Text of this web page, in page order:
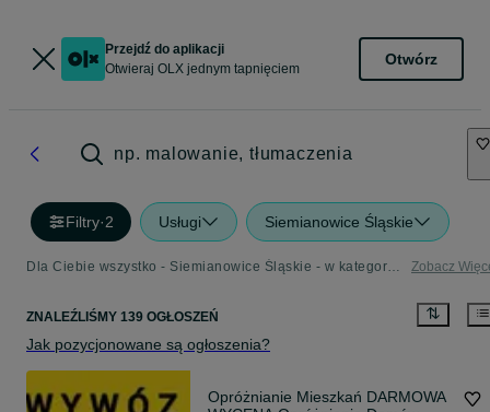
Przejdź do aplikacji
Otwieraj OLX jednym tapnięciem
Otwórz
np. malowanie, tłumaczenia
Filtry·2 Usługi Siemianowice Śląskie
Dla Ciebie wszystko - Siemianowice Śląskie - w kategorii Usługi Zobacz
ZNALEŹLIŚMY 139 OGŁOSZEŃ
Jak pozycjonowane są ogłoszenia?
Opróżnianie Mieszkań DARMOWA